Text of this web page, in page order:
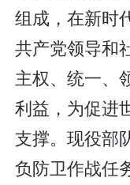
组成，在新时
共产党领导和
主权、统一、
利益，为促进
支撑。现役部
负防卫作战任